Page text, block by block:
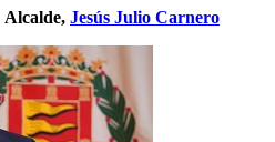
Alcalde, Jesús Julio Carnero